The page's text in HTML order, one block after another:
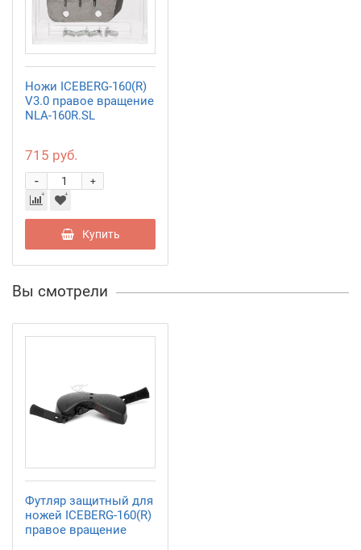
Ножи ICEBERG-160(R)
V3.0 правое вращение
NLA-160R.SL
715 руб.
+
-
Купить
Вы смотрели
Футляр защитный для
ножей ICEBERG-160(R)
правое вращение